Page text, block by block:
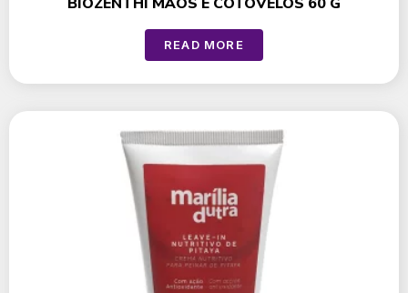
READ MORE